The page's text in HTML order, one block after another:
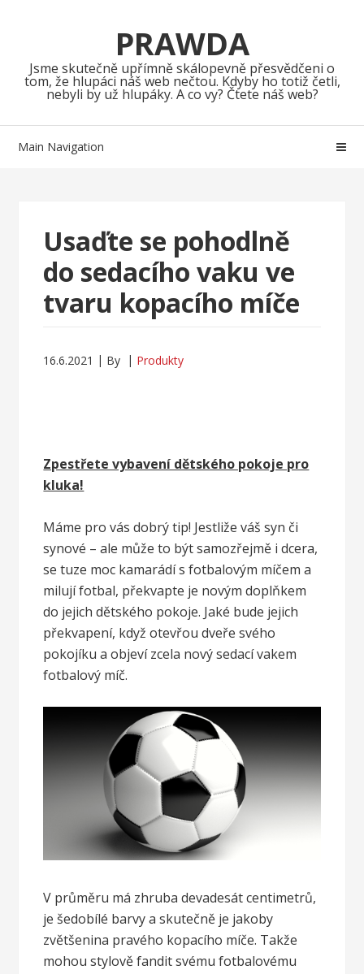
PRAWDA
Jsme skutečně upřímně skálopevně přesvědčeni o
tom, že hlupáci náš web nečtou. Kdyby ho totiž četli,
nebyli by už hlupáky. A co vy? Čtete náš web?
Main Navigation
Usaďte se pohodlně
do sedacího vaku ve
tvaru kopacího míče
16.6.2021 By Produkty
Zpestřete vybavení dětského pokoje pro
kluka!
Máme pro vás dobrý tip! Jestliže váš syn či
synové – ale může to být samozřejmě i dcera,
se tuze moc kamarádí s fotbalovým míčem a
milují fotbal, překvapte je novým doplňkem
do jejich dětského pokoje. Jaké bude jejich
překvapení, když otevřou dveře svého
pokojíku a objeví zcela novýsedací vakem
fotbalový míč.
V průměru má zhruba devadesát centimetrů,
je šedobílé barvy a skutečně je jakoby
zvětšenina pravého kopacího míče. Takže
mohou stylově fandit svému fotbalovému